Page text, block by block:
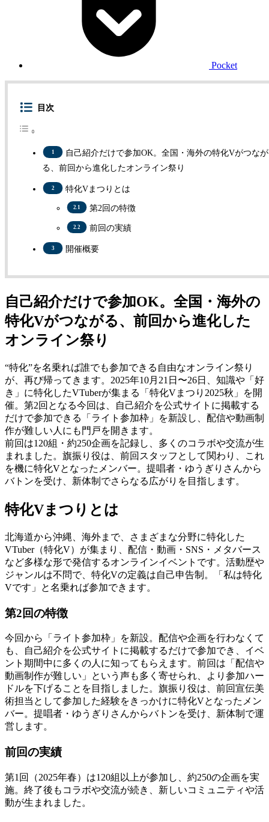
Pocket
目次
自己紹介だけで参加OK。全国・海外の特化Vがつなが
る、前回から進化したオンライン祭り
特化Vまつりとは
第2回の特徴
前回の実績
開催概要
自己紹介だけで参加OK。全国・海外の
特化Vがつながる、前回から進化した
オンライン祭り
“特化”を名乗れば誰でも参加できる自由なオンライン祭り
が、再び帰ってきます。2025年10月21日〜26日、知識や「好
き」に特化したVTuberが集まる「特化Vまつり2025秋」を開
催。第2回となる今回は、自己紹介を公式サイトに掲載する
だけで参加できる「ライト参加枠」を新設し、配信や動画制
作が難しい人にも門戸を開きます。
前回は120組・約250企画を記録し、多くのコラボや交流が生
まれました。旗振り役は、前回スタッフとして関わり、これ
を機に特化Vとなったメンバー。提唱者・ゆうぎりさんから
バトンを受け、新体制でさらなる広がりを目指します。
特化Vまつりとは
北海道から沖縄、海外まで、さまざまな分野に特化した
VTuber（特化V）が集まり、配信・動画・SNS・メタバース
など多様な形で発信するオンラインイベントです。活動歴や
ジャンルは不問で、特化Vの定義は自己申告制。「私は特化
Vです」と名乗れば参加できます。
第2回の特徴
今回から「ライト参加枠」を新設。配信や企画を行わなくて
も、自己紹介を公式サイトに掲載するだけで参加でき、イベ
ント期間中に多くの人に知ってもらえます。前回は「配信や
動画制作が難しい」という声も多く寄せられ、より参加ハー
ドルを下げることを目指しました。旗振り役は、前回宣伝美
術担当として参加した経験をきっかけに特化Vとなったメン
バー。提唱者・ゆうぎりさんからバトンを受け、新体制で運
営します。
前回の実績
第1回（2025年春）は120組以上が参加し、約250の企画を実
施。終了後もコラボや交流が続き、新しいコミュニティや活
動が生まれました。